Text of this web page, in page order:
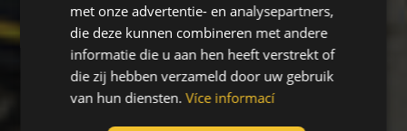
ROMANIAN
POLISH
GERMAN
met onze advertentie- en analysepartners,
die deze kunnen combineren met andere
informatie die u aan hen heeft verstrekt of
die zij hebben verzameld door uw gebruik
van hun diensten. Více informací